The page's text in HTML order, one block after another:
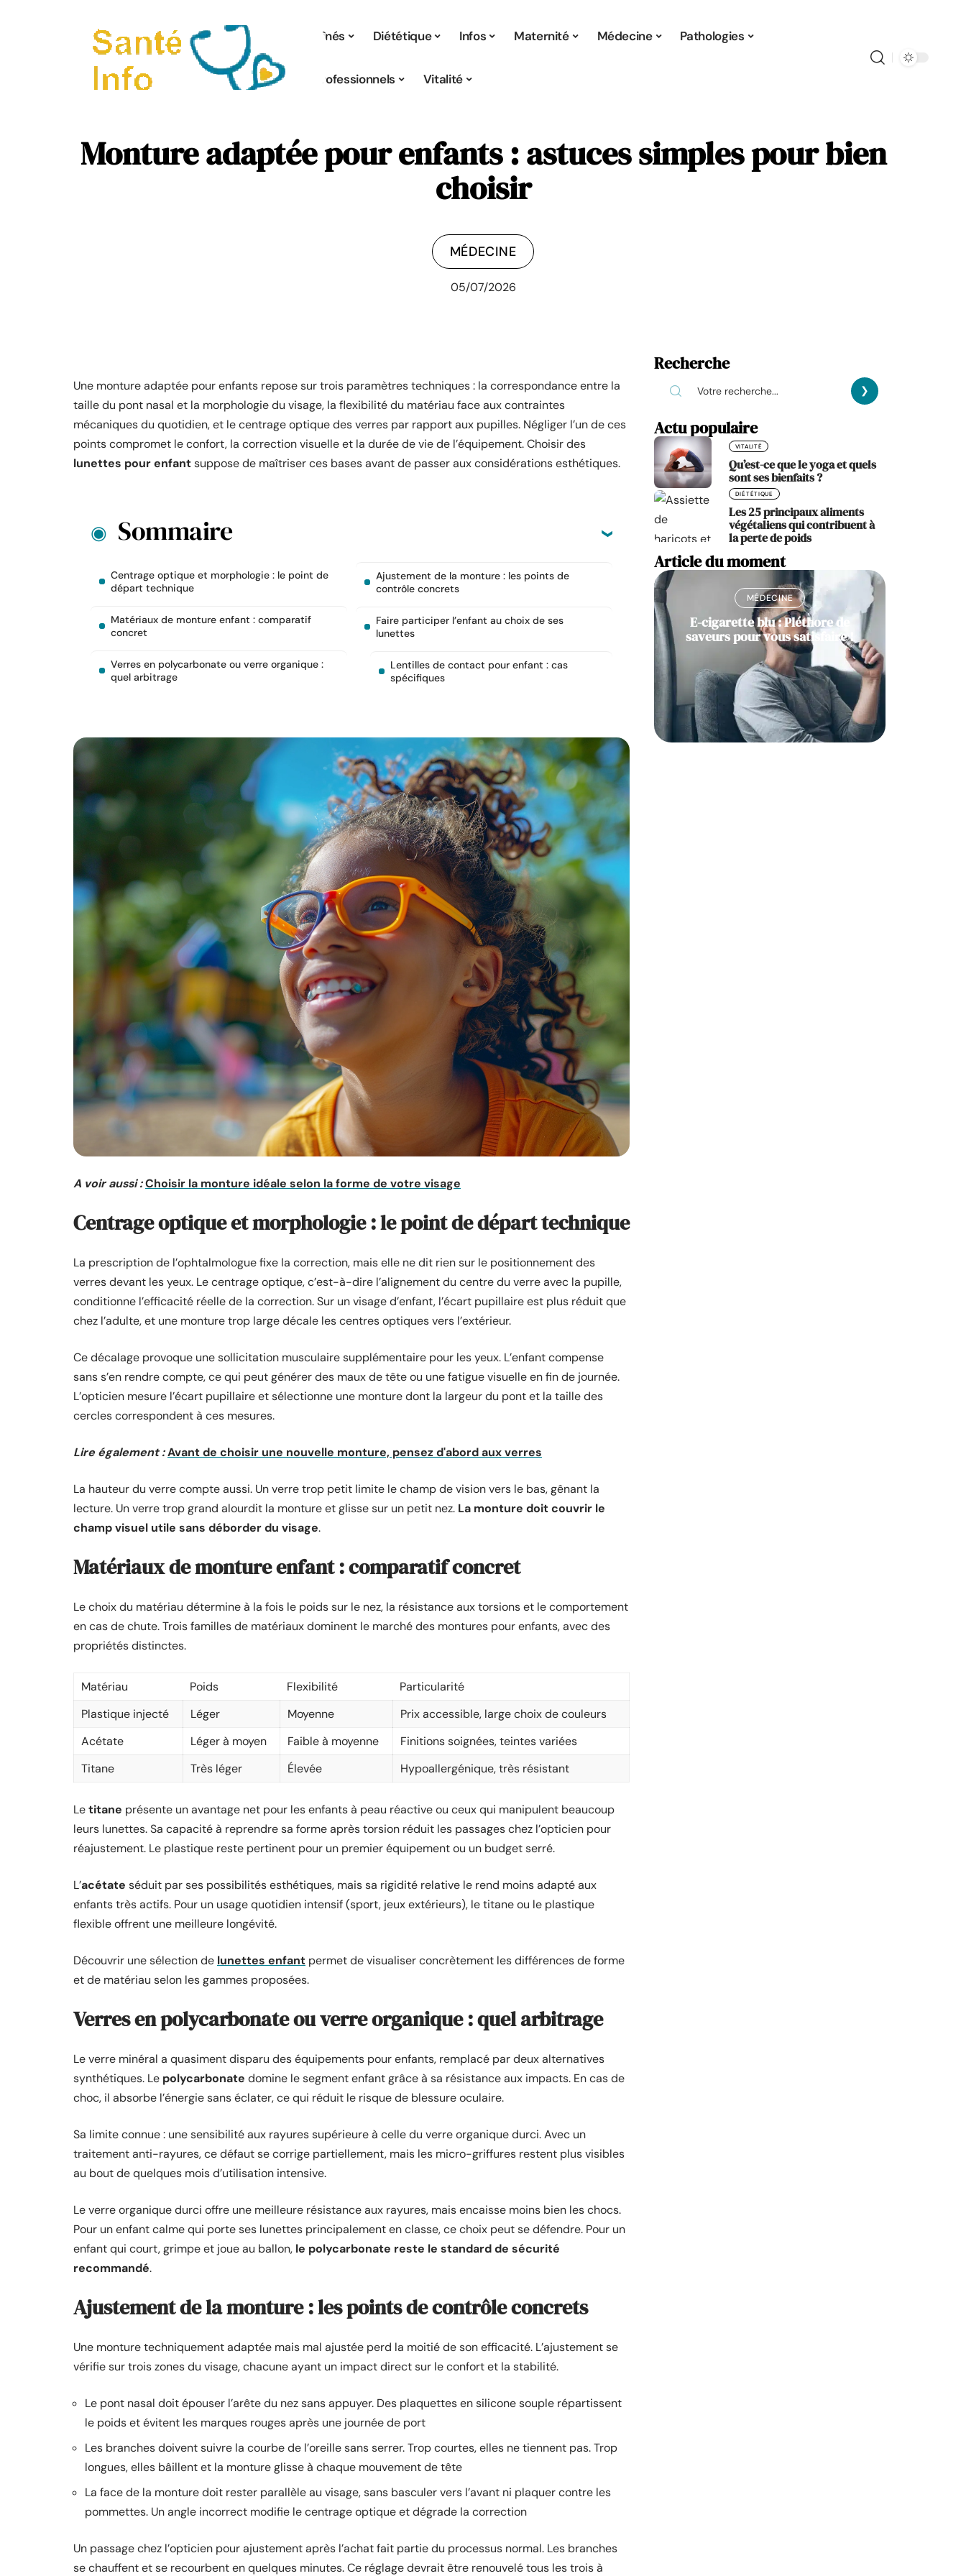
Aînés Diététique Infos Maternité Médecine Pathologies
Professionnels Vitalité
Monture adaptée pour enfants : astuces simples pour bien
choisir
MÉDECINE
05/07/2026
Une monture adaptée pour enfants repose sur trois paramètres techniques : la correspondance entre la
taille du pont nasal et la morphologie du visage, la flexibilité du matériau face aux contraintes
mécaniques du quotidien, et le centrage optique des verres par rapport aux pupilles. Négliger l’un de ces
points compromet le confort, la correction visuelle et la durée de vie de l’équipement. Choisir des
lunettes pour enfantsuppose de maîtriser ces bases avant de passer aux considérations esthétiques.
Sommaire
Centrage optique et morphologie : le point de
départ technique
Matériaux de monture enfant : comparatif
concret
Verres en polycarbonate ou verre organique :
quel arbitrage
Ajustement de la monture : les points de
contrôle concrets
Faire participer l’enfant au choix de ses
lunettes
Lentilles de contact pour enfant : cas
spécifiques
A voir aussi :Choisir la monture idéale selon la forme de votre visage
Centrage optique et morphologie : le point de départ technique
La prescription de l’ophtalmologue fixe la correction, mais elle ne dit rien sur le positionnement des
verres devant les yeux. Le centrage optique, c’est-à-dire l’alignement du centre du verre avec la pupille,
conditionne l’efficacité réelle de la correction. Sur un visage d’enfant, l’écart pupillaire est plus réduit que
chez l’adulte, et une monture trop large décale les centres optiques vers l’extérieur.
Ce décalage provoque une sollicitation musculaire supplémentaire pour les yeux. L’enfant compense
sans s’en rendre compte, ce qui peut générer des maux de tête ou une fatigue visuelle en fin de journée.
L’opticien mesure l’écart pupillaire et sélectionne une monture dont la largeur du pont et la taille des
cercles correspondent à ces mesures.
Lire également :Avant de choisir une nouvelle monture, pensez d'abord aux verres
La hauteur du verre compte aussi. Un verre trop petit limite le champ de vision vers le bas, gênant la
lecture. Un verre trop grand alourdit la monture et glisse sur un petit nez. La monture doit couvrir le
champ visuel utile sans déborder du visage.
Matériaux de monture enfant : comparatif concret
Le choix du matériau détermine à la fois le poids sur le nez, la résistance aux torsions et le comportement
en cas de chute. Trois familles de matériaux dominent le marché des montures pour enfants, avec des
propriétés distinctes.
Matériau Poids Flexibilité
Particularité
Plastique injecté
Léger Moyenne
Prix accessible, large choix de couleurs
Acétate
Léger à moyen Faible à moyenne
Finitions soignées, teintes variées
Titane
Très léger Élevée Hypoallergénique, très résistant
Letitane présente un avantage net pour les enfants à peau réactive ou ceux qui manipulent beaucoup
leurs lunettes. Sa capacité à reprendre sa forme après torsion réduit les passages chez l’opticien pour
réajustement. Le plastique reste pertinent pour un premier équipement ou un budget serré.
L’acétate séduit par ses possibilités esthétiques, mais sa rigidité relative le rend moins adapté aux
enfants très actifs. Pour un usage quotidien intensif (sport, jeux extérieurs), le titane ou le plastique
flexible offrent une meilleure longévité.
Découvrir une sélection de lunettes enfant permet de visualiser concrètement les différences de forme
et de matériau selon les gammes proposées.
Verres en polycarbonate ou verre organique : quel arbitrage
Le verre minéral a quasiment disparu des équipements pour enfants, remplacé par deux alternatives
synthétiques. Le polycarbonate domine le segment enfant grâce à sa résistance aux impacts. En cas de
choc, il absorbe l’énergie sans éclater, ce qui réduit le risque de blessure oculaire.
Sa limite connue : une sensibilité aux rayures supérieure à celle du verre organique durci. Avec un
traitement anti-rayures, ce défaut se corrige partiellement, mais les micro-griffures restent plus visibles
au bout de quelques mois d’utilisation intensive.
Le verre organique durci offre une meilleure résistance aux rayures, mais encaisse moins bien les chocs.
Pour un enfant calme qui porte ses lunettes principalement en classe, ce choix peut se défendre. Pour un
enfant qui court, grimpe et joue au ballon, le polycarbonate reste le standard de sécurité
recommandé.
Ajustement de la monture : les points de contrôle concrets
Une monture techniquement adaptée mais mal ajustée perd la moitié de son efficacité. L’ajustement se
vérifie sur trois zones du visage, chacune ayant un impact direct sur le confort et la stabilité.
Le pont nasal doit épouser l’arête du nez sans appuyer. Des plaquettes en silicone souple répartissent
le poids et évitent les marques rouges après une journée de port
Les branches doivent suivre la courbe de l’oreille sans serrer. Trop courtes, elles ne tiennent pas. Trop
longues, elles bâillent et la monture glisse à chaque mouvement de tête
La face de la monture doit rester parallèle au visage, sans basculer vers l’avant ni plaquer contre les
pommettes. Un angle incorrect modifie le centrage optique et dégrade la correction
Un passage chez l’opticien pour ajustement après l’achat fait partie du processus normal. Les branches
se chauffent et se recourbent en quelques minutes. Ce réglage devrait être renouvelé tous les trois à
Recherche
Actu populaire
VITALITÉ
Qu’est-ce que le yoga et quels
sont ses bienfaits ?
DIÉTÉTIQUE
Les 25 principaux aliments
végétaliens qui contribuent à
la perte de poids
Article du moment
MÉDECINE
E-cigarette blu : Pléthore de
saveurs pour vous satisfaire !